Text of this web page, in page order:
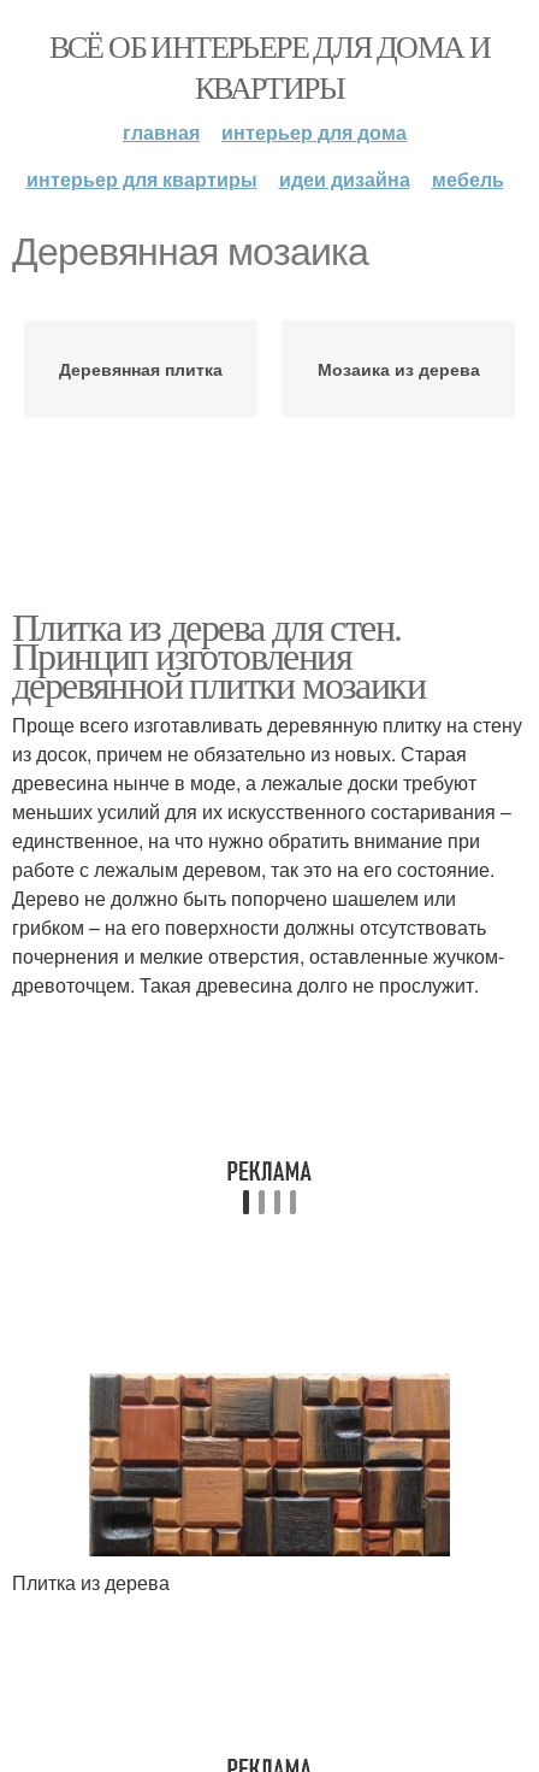
ВСЁ ОБ ИНТЕРЬЕРЕ ДЛЯ ДОМА И
КВАРТИРЫ
главная
интерьер для дома
интерьер для квартиры
идеи дизайна мебель
Деревянная мозаика
Деревянная плитка Мозаика из дерева
Плитка из дерева для стен.
Принцип изготовления
деревянной плитки мозаики
Проще всего изготавливать деревянную плитку на стену
из досок, причем не обязательно из новых. Старая
древесина нынче в моде, а лежалые доски требуют
меньших усилий для их искусственного состаривания –
единственное, на что нужно обратить внимание при
работе с лежалым деревом, так это на его состояние.
Дерево не должно быть попорчено шашелем или
грибком – на его поверхности должны отсутствовать
почернения и мелкие отверстия, оставленные жучком-
древоточцем. Такая древесина долго не прослужит.
Плитка из дерева